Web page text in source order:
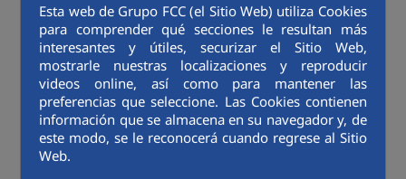
Esta web de Grupo FCC (el Sitio Web) utiliza Cookies
para comprender qué secciones le resultan más
interesantes y útiles, securizar el Sitio Web,
mostrarle nuestras localizaciones y reproducir
videos online, así como para mantener las
preferencias que seleccione. Las Cookies contienen
información que se almacena en su navegador y, de
este modo, se le reconocerá cuando regrese al Sitio
Web.